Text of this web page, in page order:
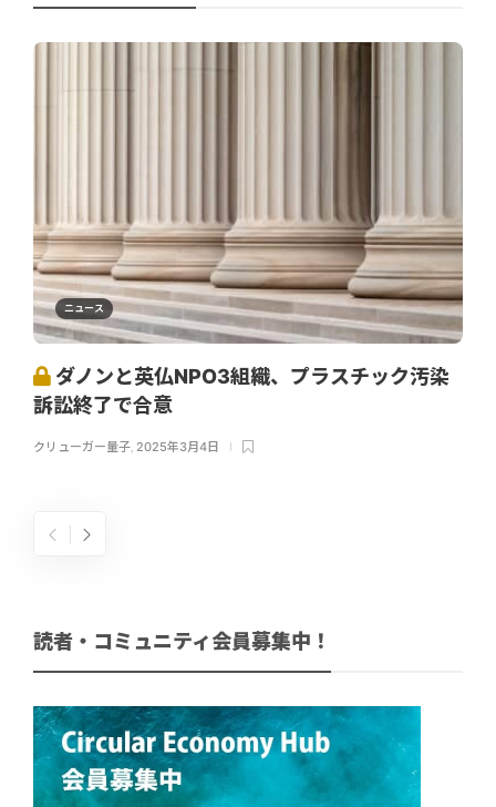
ニュース
ダノンと英仏NPO3組織、プラスチック汚染
訴訟終了で合意
クリューガー量子, 2025年3月4日
読者・コミュニティ会員募集中！